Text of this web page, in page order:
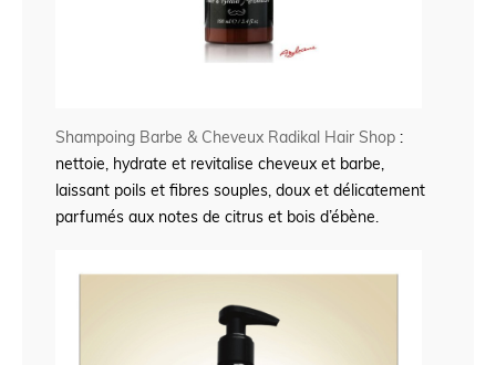
Shampoing Barbe & Cheveux Radikal Hair Shop :
nettoie, hydrate et revitalise cheveux et barbe,
laissant poils et fibres souples, doux et délicatement
parfumés aux notes de citrus et bois d’ébène.